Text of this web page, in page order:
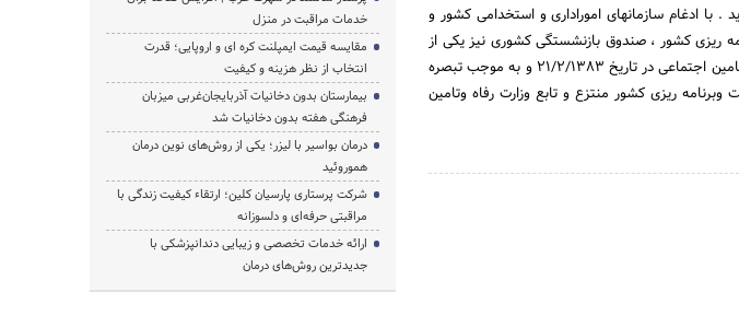
با ادغام سازمانهای اموراداری و استخدامی کشور و
مدیریت و برنامه ریزی کشور ، صندوق بازنشستگی کشوری نیز یکی از
موسسات تابعه این سازمان شد ، با تصویب قانون نظام جامع رفاه وتامین اجتماعی در تاریخ 21/2/1383 و به موجب تبصره
وبرنامه ریزی کشور منتزع و تابع وزارت رفاه وتامین
خدمات مراقبت در منزل
مقایسه قیمت ایمپلنت کره ای و اروپایی؛ قدرت
انتخاب از نظر هزینه و کیفیت
بیمارستان بدون دخانیات آذربایجان‌غربی میزبان
فرهنگی هفته بدون دخانیات شد
درمان بواسیر با لیزر؛ یکی از روش‌های نوین درمان
هموروئید
شرکت پرستاری پارسیان کلین؛ ارتقاء کیفیت زندگی با
مراقبتی حرفه‌ای و دلسوزانه
ارائه خدمات تخصصی و زیبایی دندانپزشکی با
جدیدترین روش‌های درمان